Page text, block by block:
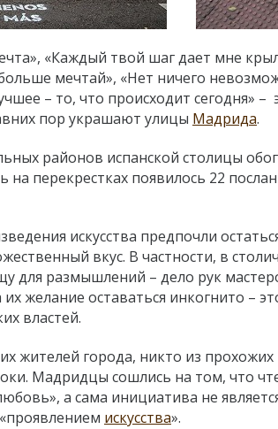
«Каждый твой шаг дает мне
мечтай», «Нет ничего
– то, что происходит
пор украшают улицы Мадрида.
районов испанской столицы
на перекрестках появилось 22
искусства предпочли
вкус. В частности, в
для размышлений – дело рук
их желание оставаться инкогнито –
властей.
жителей города, никто из
Мадридцы сошлись на том, что
а сама инициатива не
искусства».